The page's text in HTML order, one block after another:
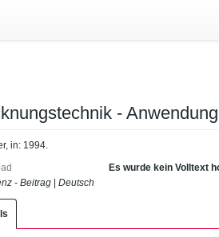
-
in: 1994.
Es wurde kein Volltext
- Beitrag
Deutsch